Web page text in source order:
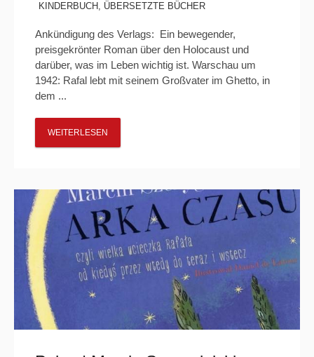
KINDERBUCH , ÜBERSETZTE BÜCHER
Ankündigung des Verlags: Ein bewegender,
preisgekrönter Roman über den Holocaust und
darüber, was im Leben wichtig ist. Warschau um
1942: Rafal lebt mit seinem Großvater im Ghetto, in
dem ...
WEITERLESEN